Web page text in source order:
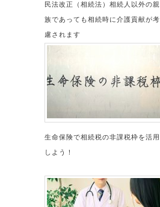
民法改正（相続法）相続人以外の親
族であっても相続時に介護貢献が考
慮されます
生命保険で相続税の非課税枠を活用
しよう！